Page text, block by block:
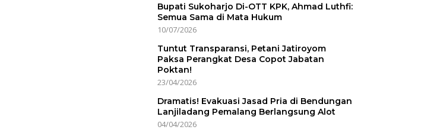
Bupati Sukoharjo Di-OTT KPK, Ahmad Luthfi:
Semua Sama di Mata Hukum
10/07/2026
Tuntut Transparansi, Petani Jatiroyom
Paksa Perangkat Desa Copot Jabatan
Poktan!
23/04/2026
Dramatis! Evakuasi Jasad Pria di Bendungan
Lanjiladang Pemalang Berlangsung Alot
04/04/2026